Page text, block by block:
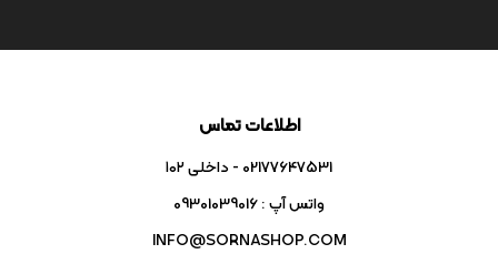
اطلاعات تماس
02177647531 - داخلی ۱۰۲
واتس آپ : 09301039016
INFO@SORNASHOP.COM